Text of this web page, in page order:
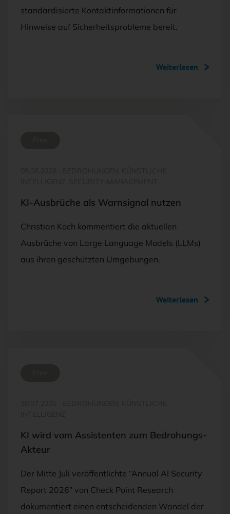
standardisierte Kontaktinformationen für
Hinweise auf Sicherheitsprobleme bereit.
Weiterlesen
KI-Ausbrüche als Warnsignal nutzen
Christian Koch kommentiert die aktuellen
Ausbrüche von Large Language Models (LLMs)
aus ihren geschützten Umgebungen.
Weiterlesen
KI wird vom Assistenten zum Bedrohungs-
Akteur
Der Mitte Juli veröffentlichte “Annual AI Security
Report 2026” von Check Point Research
dokumentiert einen entscheidenden Wandel der